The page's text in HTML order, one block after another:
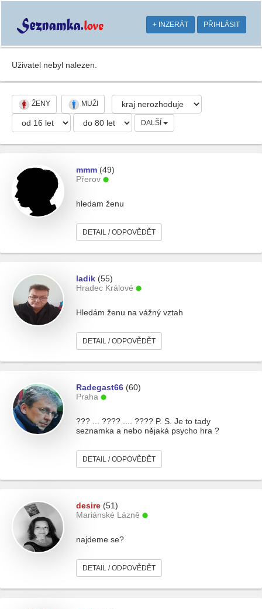
+ INZERÁT PŘIHLÁSIT
Uživatel nebyl nalezen.
ŽENY MUŽI
DALŠÍ
mmm (49)
Přerov
hledam ženu
DETAIL / ODPOVĚDĚT
ladik (55)
Hradec Králové
Hledám ženu na vážný vztah
DETAIL / ODPOVĚDĚT
Radegast66 (60)
Praha
??? ... ???? .... ???? P. S. Je to tady
seznamka a nebo nějaká psycho hra ?
DETAIL / ODPOVĚDĚT
desire (51)
Mariánské Lázně
najdeme se?
DETAIL / ODPOVĚDĚT